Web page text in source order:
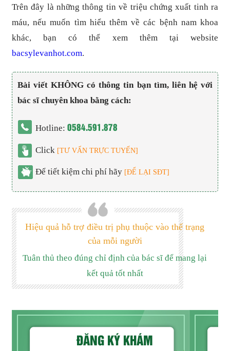
Trên đây là những thông tin về triệu chứng xuất tinh ra
máu, nếu muốn tìm hiểu thêm về các bệnh nam khoa
khác, bạn có thể xem thêm tại website
bacsylevanhot.com.
Bài viết KHÔNG có thông tin bạn tìm, liên hệ với
bác sĩ chuyên khoa bằng cách:
Hotline:0584.591.878
Click [TƯ VẤN TRỰC TUYẾN]
Để tiết kiệm chi phí hãy [ĐỂ LẠI SĐT]
Hiệu quả hỗ trợ điều trị phụ thuộc vào thể trạng
của mỗi người
Tuân thủ theo đúng chỉ định của bác sĩ để mang lại
kết quả tốt nhất
ĐĂNG KÝ KHÁM